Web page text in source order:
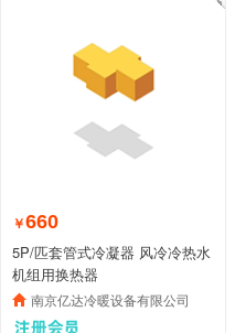
￥660
5P/匹套管式冷凝器 风冷冷热水
机组用换热器
南京亿达冷暖设备有限公司